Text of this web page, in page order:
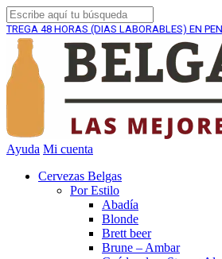
(DIAS LABORABLES) EN PENÍNSULA*
Ayuda Mi cuenta
Cervezas Belgas
Por Estilo
Abadía
Blonde
Brett beer
Brune – Ambar